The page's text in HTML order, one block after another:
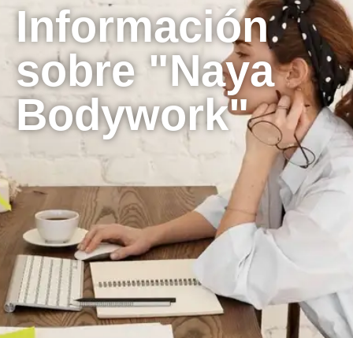
Información
sobre "Naya
Bodywork"